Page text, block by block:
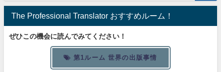
The Professional Translator おすすめルーム！
ぜひこの機会に読んでみてください！
第1ルーム 世界の出版事情